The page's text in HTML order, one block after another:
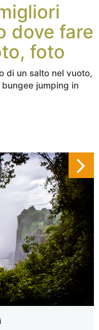
dove fare
foto
di un salto nel vuoto,
jumping in